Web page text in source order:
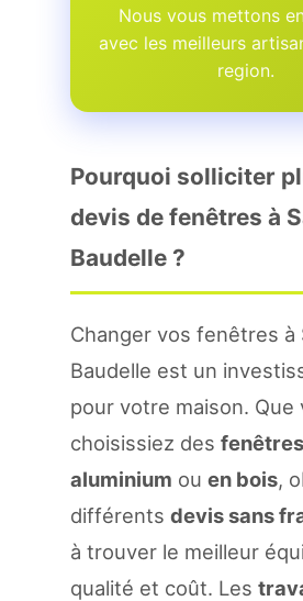
Nous vous mettons
avec les meilleurs
region.
Pourquoi solliciter
devis de fenêtres à
Baudelle ?
Changer vos fenêtres à
Baudelle est un
pour votre maison. Que
choisissiez des
aluminium ou en bois,
différents devis sans
à trouver le meilleur
qualité et coût. Les